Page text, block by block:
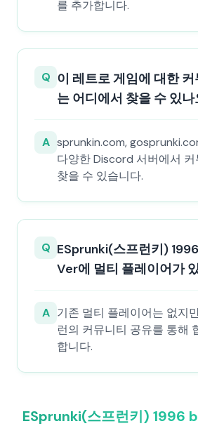
를 추가합니다.
Q 이 레트로 게임에 대한
는 어디에서 찾을 수 있
A sprunkin.com,
다양한 Discord 서버에서
찾을 수 있습니다.
Q ESprunki(스프런키)
Ver에 멀티 플레이어가
A 기존 멀티 플레이어는 없지
런의 커뮤니티 공유를 통해
합니다.
ESprunki(스프런키) 1996